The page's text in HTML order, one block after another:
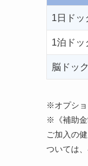
1日ドッ
1泊ドッ
脳ドック
※オプショ
※《補助金
ご加入の
ついては